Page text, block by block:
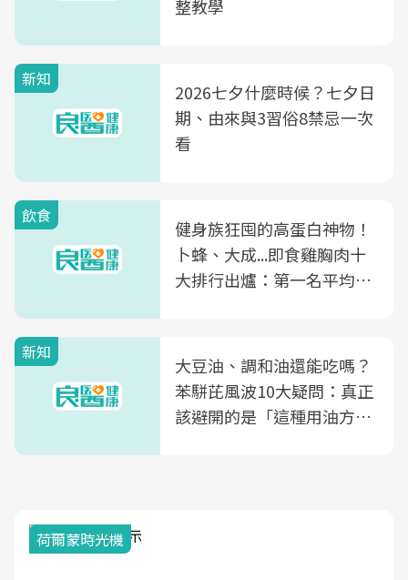
整教學
新知
2026七夕什麼時候？七夕日
期、由來與3習俗8禁忌一次
看
飲食
健身族狂囤的高蛋白神物！
卜蜂、大成...即食雞胸肉十
大排行出爐：第一名平均一
新知
大豆油、調和油還能吃嗎？
苯駢芘風波10大疑問：真正
該避開的是「這種用油方
荷爾蒙時光機